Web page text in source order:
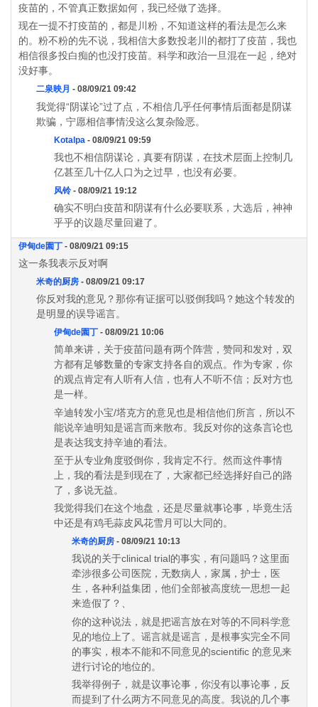
疫苗的，不管真正数据如何，我已经做了选择。
现在一提不打疫苗的，都是川粉，不知道这样的看法是怎么来
的。粉不粉的先不说，我相信大多数投老川的都打了疫苗，我也
相信很多投白痴的也没打疫苗。科学和政治一旦混在一起，绝对
没好事。
二泉映月 - 08/09/21 09:42
我觉得“阴谋论”过了点，不相信几乎任何事情后面都是阴谋
欺骗，宁愿相信事情没这么复杂险恶。
Kotalpa - 08/09/21 09:59
我也不相信阴谋论，真要有阴谋，在技术层面上控制几
亿甚至几十亿人口为之过早，也没有必要。
风铃 - 08/09/21 19:12
确实不明白疫苗和阴谋有什么必要联系，大选后，神神
乎乎的议题尽量回避了。
伊甸de園丁 - 08/09/21 09:15
这一条我表示反对啊
米奇的厨房 - 08/09/21 09:17
你反对我的意见？那你有证据可以驳倒我吗？她这个转发的
是明显的误导谣言。
伊甸de園丁 - 08/09/21 10:06
简单来讲，关于疫苗问题有两个阵营，赞同和发对，双
方都有足够数量的专家支持各自的观点。作为专家，你
的观点肯定有人听有人信，也有人不听不信；反对方也
是一样。
辛迪转发小宝/塔克方的意见也是相信他们所言，所以不
能说辛迪明知是谣言而来散布。我反对你的这条言论也
是表达我支持辛迪的看法。
至于从专业角度驳倒你，我肯定不行。然而这件事情
上，我的看法是到现在了，大家都已经选择好自己的路
了，多说无益。
我觉得我们在这个地盘，还是尽量就事论事，毕竟生活
中还是有鸡毛蒜皮风花雪月可以大同的。
米奇的厨房 - 08/09/21 10:13
我说的关于clinical trial的事实，有问题吗？这里面
牵涉很多公司医院，无数病人，家属，护士，医
生，各种利益集团，他们全部被高度统一思想一起
来造假了？、
你的这种说法，就是把谣言放在对等的不同科学意
见的地位上了。谣言就是谣言，是根事实完全不同
的事实，根本不能和不同意见的scientific 的意见来
进行讨论的地位的。
我举得例子，就是议事论事，你没有以事论事，反
而提到了什么两方不同意见的高度。我说的几个事